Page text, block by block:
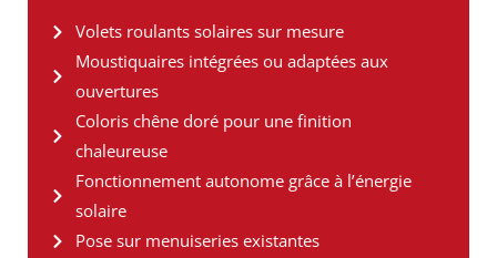
Volets roulants solaires sur mesure
Moustiquaires intégrées ou adaptées aux
ouvertures
Coloris chêne doré pour une finition
chaleureuse
Fonctionnement autonome grâce à l’énergie
solaire
Pose sur menuiseries existantes